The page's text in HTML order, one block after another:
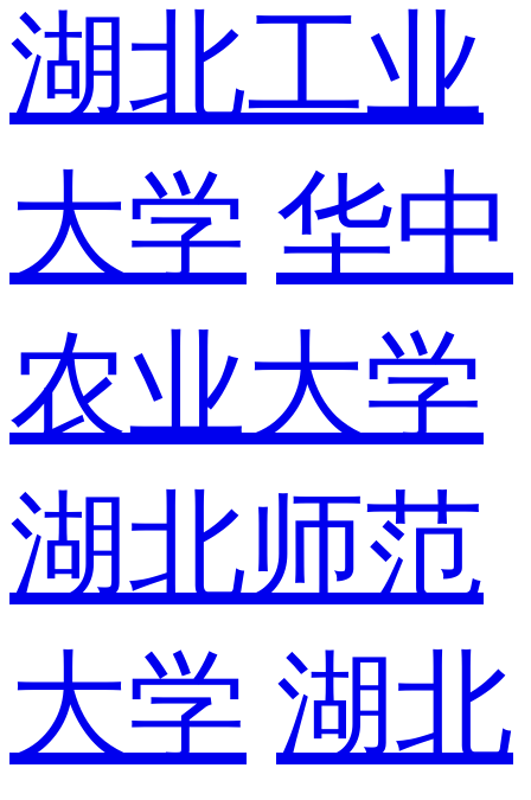
湖北工业
大学 华中
农业大学
湖北师范
大学 湖北